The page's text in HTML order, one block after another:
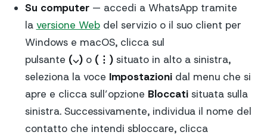
Su computer— accedi a WhatsApp tramite
la versione Webdel servizio o il suo client per
Windows e macOS, clicca sul
pulsante (⌵)o (⋮)situato in alto a sinistra,
seleziona la voce Impostazionidal menu che si
apre e clicca sull’opzione Bloccatisituata sulla
sinistra. Successivamente, individua il nome del
contatto che intendi sbloccare, clicca